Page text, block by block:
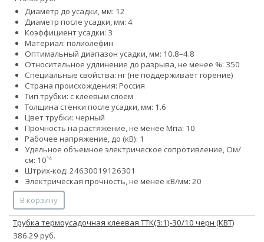
Диаметр до усадки, мм: 12
Диаметр после усадки, мм: 4
Коэффициент усадки: 3
Материал: полиолефин
Оптимальный диапазон усадки, мм: 10.8–4.8
Относительное удлинение до разрыва, не менее %: 350
Специальные свойства: нг (не поддерживает горение)
Страна происхождения: Россия
Тип трубки: с клеевым слоем
Толщина стенки после усадки, мм: 1.6
Цвет трубки: черный
Прочность на растяжение, не менее Мпа: 10
Рабочее напряжение, до (кВ): 1
Удельное объемное электрическое сопротивление, Ом/
см: 10¹⁴
Штрих-код: 24630019126301
Электрическая прочность, не менее кВ/мм: 20
В корзину
Трубка термоусадочная клеевая ТТК(3:1)-30/10 черн (КВТ)
386.29 руб.